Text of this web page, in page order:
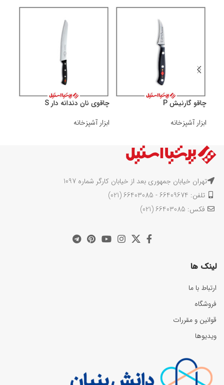
چاقو گارنیش P
ابزار آشپزخانه
چاقوی نان دندانه دار S
ابزار آشپزخانه
تهران خیابان جمهوری بعد از خیابان کارگر شماره 1097
تلفن: 66409674 - 66403085 (021)
فکس: 66403085 (021)
لینک ها
ارتباط با ما
فروشگاه
قوانین و مقررات
ویدیوها